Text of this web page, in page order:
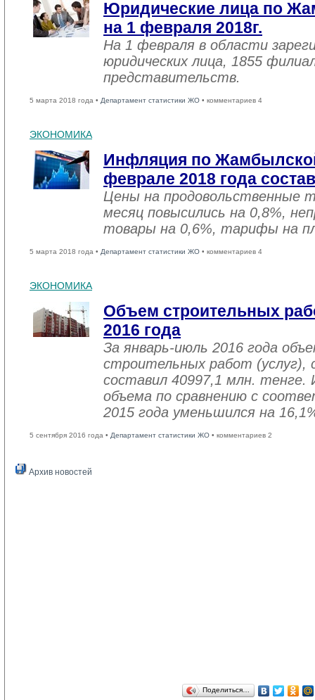
Юридические лица по
на 1 февраля 2018г.
На 1 февраля в области
юридических лица, 1855
представительств.
5 марта 2018 года • Департамент статистики ЖО • комментариев 4
ЭКОНОМИКА
Инфляция по
феврале 2018 года
Цены на продовольственные
месяц повысились на 0,8%,
товары на 0,6%, тарифы на
5 марта 2018 года • Департамент статистики ЖО • комментариев 4
ЭКОНОМИКА
Объем строительных
2016 года
За январь-июль 2016 года
строительных работ (услуг),
составил 40997,1 млн. тенге.
объема по сравнению с
2015 года уменьшился на
5 сентября 2016 года • Департамент статистики ЖО • комментариев 2
Архив новостей
Поделиться…